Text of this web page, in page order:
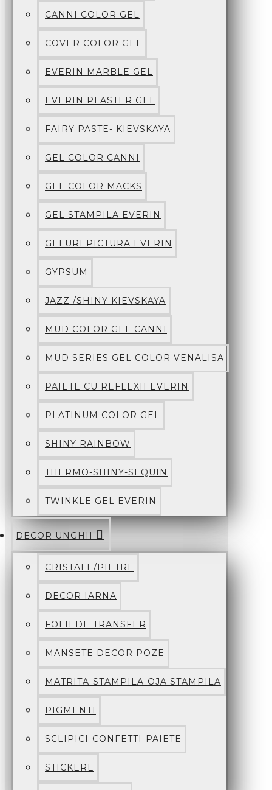
CANNI COLOR GEL
COVER COLOR GEL
EVERIN MARBLE GEL
EVERIN PLASTER GEL
FAIRY PASTE- KIEVSKAYA
GEL COLOR CANNI
GEL COLOR MACKS
GEL STAMPILA EVERIN
GELURI PICTURA EVERIN
GYPSUM
JAZZ /SHINY KIEVSKAYA
MUD COLOR GEL CANNI
MUD SERIES GEL COLOR VENALISA
PAIETE CU REFLEXII EVERIN
PLATINUM COLOR GEL
SHINY RAINBOW
THERMO-SHINY-SEQUIN
TWINKLE GEL EVERIN
DECOR UNGHII
CRISTALE/PIETRE
DECOR IARNA
FOLII DE TRANSFER
MANSETE DECOR POZE
MATRITA-STAMPILA-OJA STAMPILA
PIGMENTI
SCLIPICI-CONFETTI-PAIETE
STICKERE